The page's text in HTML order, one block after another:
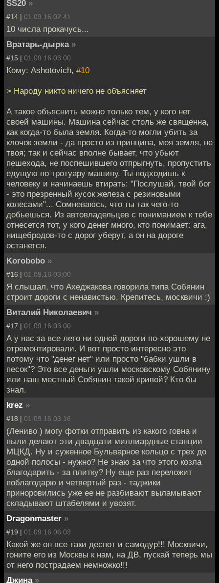
SS20 »
#14 | 01.09.16 02:41
10 числа прокачусь...
Вратарь-дырка »
#15 | 01.09.16 03:00
Кому: Ashotovich, #10
> Народу никто ничего не объясняет
А такое объяснить можно только тем, у кого нет
своей машины. Машина сейчас столь же священна,
как когда-то была земля. Когда-то могли убить за
клочок земли - да просто из принципа, моя земля, не
твоя; так и сейчас вполне бывает, что убьют
пешехода, не поспешившего отпрыгнуть, пропустить
едущую по тротуару машину. Ты подходишь к
человеку и начинаешь втирать: "Послушай, твой бог
- это презренный кусок железа с резиновыми
колесами"... Сомневаюсь, что ты так чего-то
добьешься. Из автовладельцев с пониманием к тебе
отнесется тот, у кого денег много, кто понимает: ага,
нищебродов-то с дорог уберут, а он на дороге
останется.
Korobobo »
#16 | 01.09.16 03:00
Я слышал, что Ахеджакова говорила типа Собянин
строит дороги с ненавистью. Крепитесь, москвичи :)
Виталий Николаевич »
#17 | 01.09.16 03:00
А у нас за все лето ни одной дороги по-хорошему не
отремонтировали. И вот просто интересно это
потому что "денег нет" или просто "бабки ушли в
песок"? Это все деньги ушли московскому Собянину
или наш местный Собянин такой кривой? Кто бы
знал.
krez »
#18 | 01.09.16 03:16
(Лениво ) могу фотки отправить из какого говна и
пыли делают эти двадцати миллиардные станции
МЦКД. Ну и суженное Бульварное кольцо с трех до
одной полосы - нужно? Не знаю за что этого козла
благодарить - за плитку? Ну еще раз переложит
поблагодарю и четвертый раз - таджики
приноровились уже ее не разбивают выламывают
складывают штабелями и увозят.
Dragonmaster »
#19 | 01.09.16 06:03
Какой же он все таки деспот и самодур!!! Москвичи,
гоните его из Москвы к нам, на ДВ, пускай теперь мы
от него пострадаем немножко!!!
Джина »